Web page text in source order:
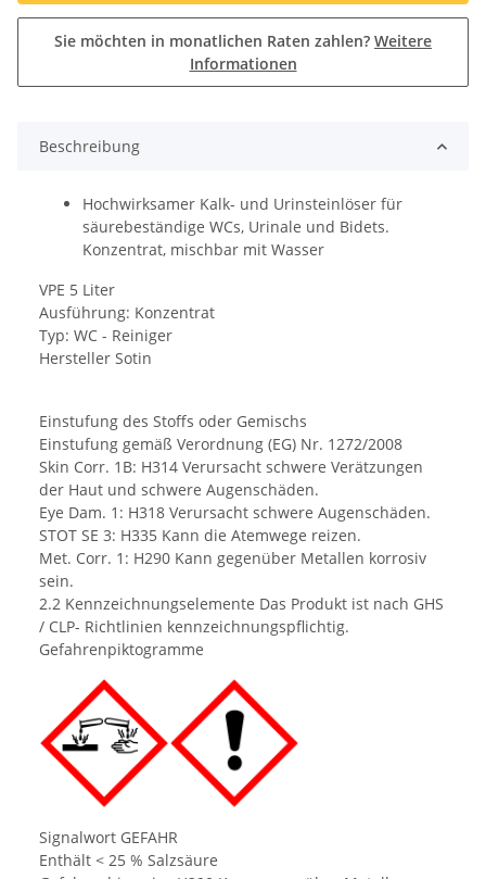
Sie möchten in monatlichen Raten zahlen? Weitere
Informationen
Beschreibung
Hochwirksamer Kalk- und Urinsteinlöser für
säurebeständige WCs, Urinale und Bidets.
Konzentrat, mischbar mit Wasser
VPE 5 Liter
Ausführung: Konzentrat
Typ: WC - Reiniger
Hersteller Sotin
Einstufung des Stoffs oder Gemischs
Einstufung gemäß Verordnung (EG) Nr. 1272/2008
Skin Corr. 1B: H314 Verursacht schwere Verätzungen
der Haut und schwere Augenschäden.
Eye Dam. 1: H318 Verursacht schwere Augenschäden.
STOT SE 3: H335 Kann die Atemwege reizen.
Met. Corr. 1: H290 Kann gegenüber Metallen korrosiv
sein.
2.2 Kennzeichnungselemente Das Produkt ist nach GHS
/ CLP- Richtlinien kennzeichnungspflichtig.
Gefahrenpiktogramme
Signalwort GEFAHR
Enthält < 25 % Salzsäure